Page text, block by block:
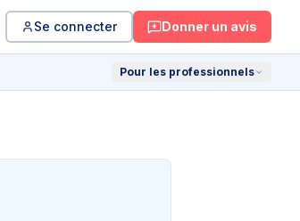
Se connecter Donner un avis
Pour les professionnels